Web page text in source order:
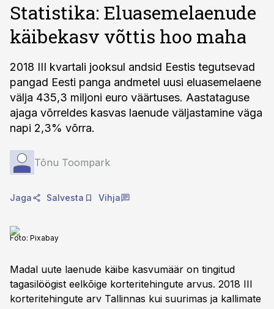
Statistika: Eluasemelaenude
käibekasv võttis hoo maha
2018 III kvartali jooksul andsid Eestis tegutsevad
pangad Eesti panga andmetel uusi eluasemelaene
välja 435,3 miljoni euro väärtuses. Aastataguse
ajaga võrreldes kasvas laenude väljastamine väga
napi 2,3% võrra.
Tõnu Toompark
Jaga Salvesta Vihja
Foto: Pixabay
Madal uute laenude käibe kasvumäär on tingitud
tagasilöögist eelkõige korteritehingute arvus. 2018 III
korteritehingute arv Tallinnas kui suurimas ja kallimate